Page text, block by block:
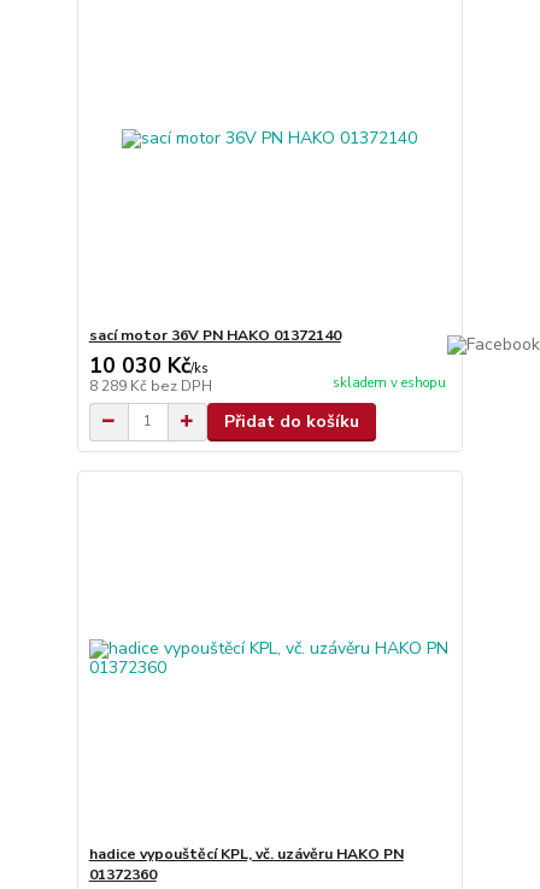
sací motor 36V PN HAKO 01372140
10 030 Kč/ks
8 289 Kč bez DPH skladem v eshopu
Přidat do košíku
hadice vypouštěcí KPL, vč. uzávěru HAKO PN
01372360